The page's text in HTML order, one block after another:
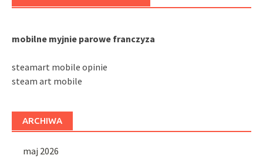
mobilne myjnie parowe franczyza
steamart mobile opinie
steam art mobile
ARCHIWA
maj 2026